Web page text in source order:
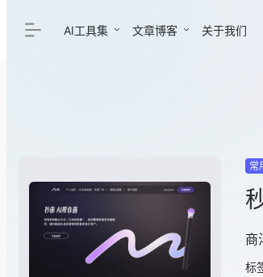
AI工具集 文章博客 关于我们
常
商
标